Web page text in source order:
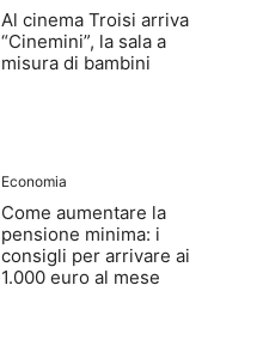
Al cinema Troisi arriva
“Cinemini”, la sala a
misura di bambini
Economia
Come aumentare la
pensione minima: i
consigli per arrivare ai
1.000 euro al mese